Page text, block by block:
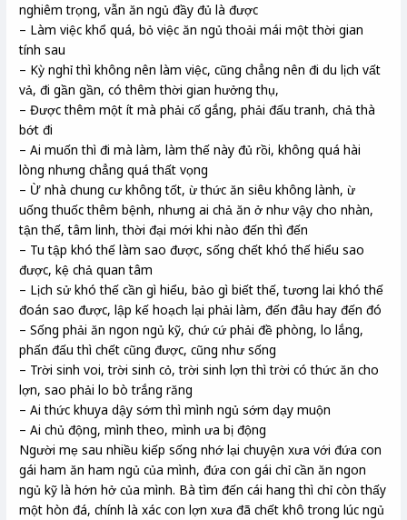
nghiêm trọng, vẫn ăn ngủ đầy đủ là được
– Làm việc khổ quá, bỏ việc ăn ngủ thoải mái một thời gian
tính sau
– Kỳ nghỉ thì không nên làm việc, cũng chẳng nên đi du lịch vất
vả, đi gần gần, có thêm thời gian hưởng thụ,
– Được thêm một ít mà phải cố gắng, phải đấu tranh, chả thà
bớt đi
– Ai muốn thì đi mà làm, làm thế này đủ rồi, không quá hài
lòng nhưng chẳng quá thất vọng
– Ừ nhà chung cư không tốt, ừ thức ăn siêu không lành, ừ
uống thuốc thêm bệnh, nhưng ai chả ăn ở như vậy cho nhàn,
tận thế, tâm linh, thời đại mới khi nào đến thì đến
– Tu tập khó thế làm sao được, sống chết khó thế hiểu sao
được, kệ chả quan tâm
– Lịch sử khó thế cần gì hiểu, bảo gì biết thế, tương lai khó thế
đoán sao được, lập kế hoạch lại phải làm, đến đâu hay đến đó
– Sống phải ăn ngon ngủ kỹ, chứ cứ phải đề phòng, lo lắng,
phấn đấu thì chết cũng được, cũng như sống
– Trời sinh voi, trời sinh cỏ, trời sinh lợn thì trời có thức ăn cho
lợn, sao phải lo bò trắng răng
– Ai thức khuya dậy sớm thì mình ngủ sớm dạy muộn
– Ai chủ động, mình theo, mình ưa bị động
Người mẹ sau nhiều kiếp sống nhớ lại chuyện xưa với đứa con
gái ham ăn ham ngủ của mình, đứa con gái chỉ cần ăn ngon
ngủ kỹ là hớn hở của mình. Bà tìm đến cái hang thì chỉ còn thấy
một hòn đá, chính là xác con lợn xưa đã chết khô trong lúc ngủ